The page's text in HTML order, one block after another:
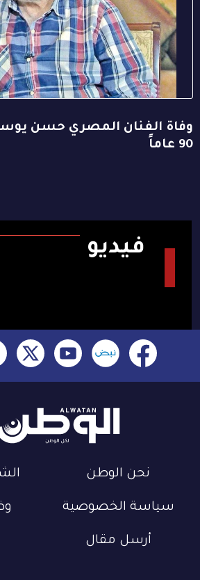
وفاة الفنان المصري حسن
90 عاماً
فيديو
نحن الوطن
سياسة الخصوصية
أرسل مقال